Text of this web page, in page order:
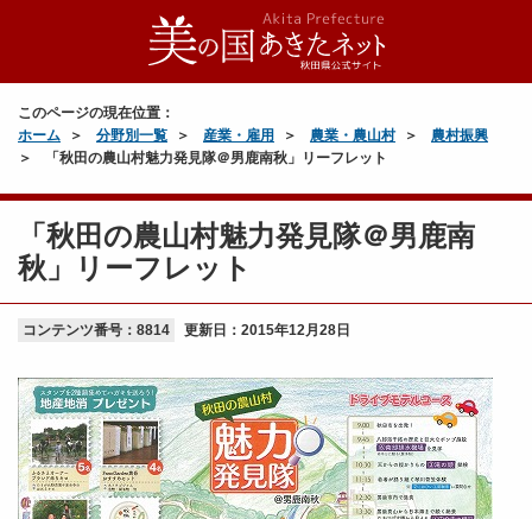
このページの現在位置：
ホーム
分野別一覧 産業・雇用 農業・農山村
農村振興
「秋田の農山村魅力発見隊＠男鹿南秋」リーフレット
「秋田の農山村魅力発見隊＠男鹿南
秋」リーフレット
コンテンツ番号：8814 更新日： 2015年12月28日